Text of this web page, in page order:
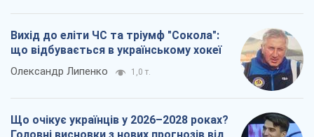
Вихід до еліти ЧС та тріумф "Сокола":
що відбувається в українському хокеї
Олександр Липенко 1,0 т.
Що очікує українців у 2026–2028 роках?